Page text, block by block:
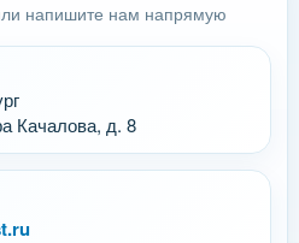
напишите нам напрямую
Качалова, д. 8